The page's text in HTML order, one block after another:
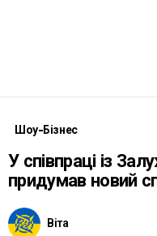
Шоу-Бізнес
У співпраці із
придумав новий
Віта